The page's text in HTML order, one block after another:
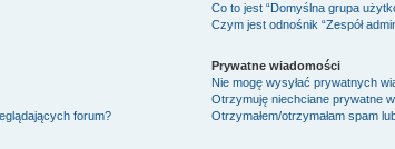
forum?
Co to jest “Domyślna grupa
Czym jest odnośnik “Zespół
Prywatne wiadomości
Nie mogę wysyłać prywatnych
Otrzymuję niechciane prywatne
Otrzymałem/otrzymałam spam